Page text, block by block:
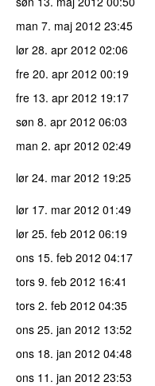
man 7. maj 2012 23:45
lør 28. apr 2012 02:06
fre 20. apr 2012 00:19
fre 13. apr 2012 19:17
søn 8. apr 2012 06:03
man 2. apr 2012 02:49
lør 24. mar 2012 19:25
lør 17. mar 2012 01:49
lør 25. feb 2012 06:19
ons 15. feb 2012 04:17
tors 9. feb 2012 16:41
tors 2. feb 2012 04:35
ons 25. jan 2012 13:52
ons 18. jan 2012 04:48
ons 11. jan 2012 23:53